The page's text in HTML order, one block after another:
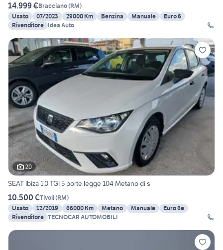
14.999 €Bracciano(RM)
Usato
07/2023 29000 Km Benzina Manuale
Euro 6
Rivenditore Idea Auto
20
SEAT Ibiza 1.0 TGI 5 porte legge 104 Metano di s
10.500 €Tivoli(RM)
Usato
12/2019 66000 Km Metano Manuale
Euro 6e
Rivenditore TECNOCAR AUTOMOBILI